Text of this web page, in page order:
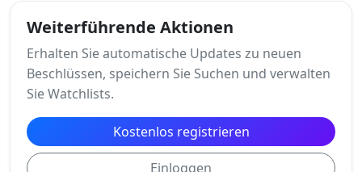
Weiterführende Aktionen
Erhalten Sie automatische Updates zu neuen
Beschlüssen, speichern Sie Suchen und verwalten
Sie Watchlists.
Kostenlos registrieren
Einloggen